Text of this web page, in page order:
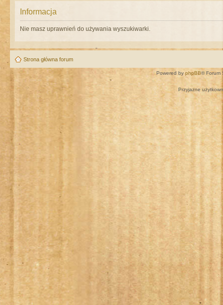
Informacja
Nie masz uprawnień do używania wyszukiwarki.
Strona główna forum
Powered by phpBB® Forum
Przyjazne